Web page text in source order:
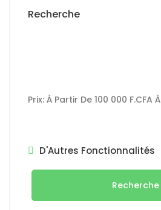
Recherche
Prix: À Partir De 100 000 F.CFA À
D'Autres Fonctionnalités
Recherche